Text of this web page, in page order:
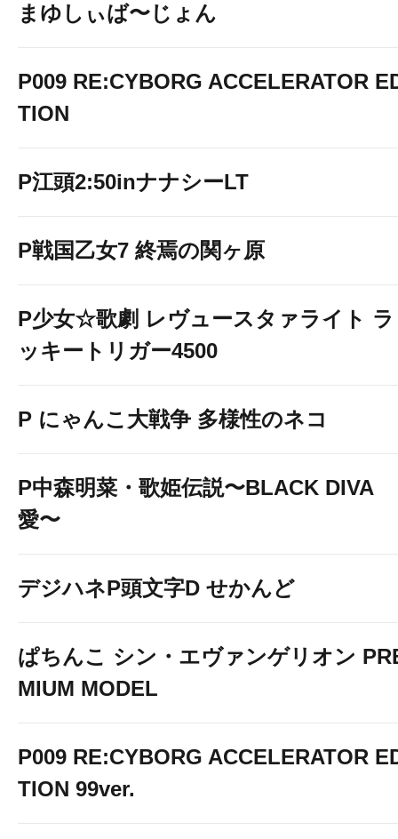
まゆしぃば〜じょん
P009 RE:CYBORG ACCELERATOR
TION
P江頭2:50inナナシーLT
P戦国乙女7 終焉の関ヶ原
P少女☆歌劇 レヴュースタァライト ラ
ッキートリガー4500
P にゃんこ大戦争 多様性のネコ
P中森明菜・歌姫伝説〜BLACK DIVA
愛〜
デジハネP頭文字D せかんど
ぱちんこ シン・エヴァンゲリオン
MIUM MODEL
P009 RE:CYBORG ACCELERATOR
TION 99ver.